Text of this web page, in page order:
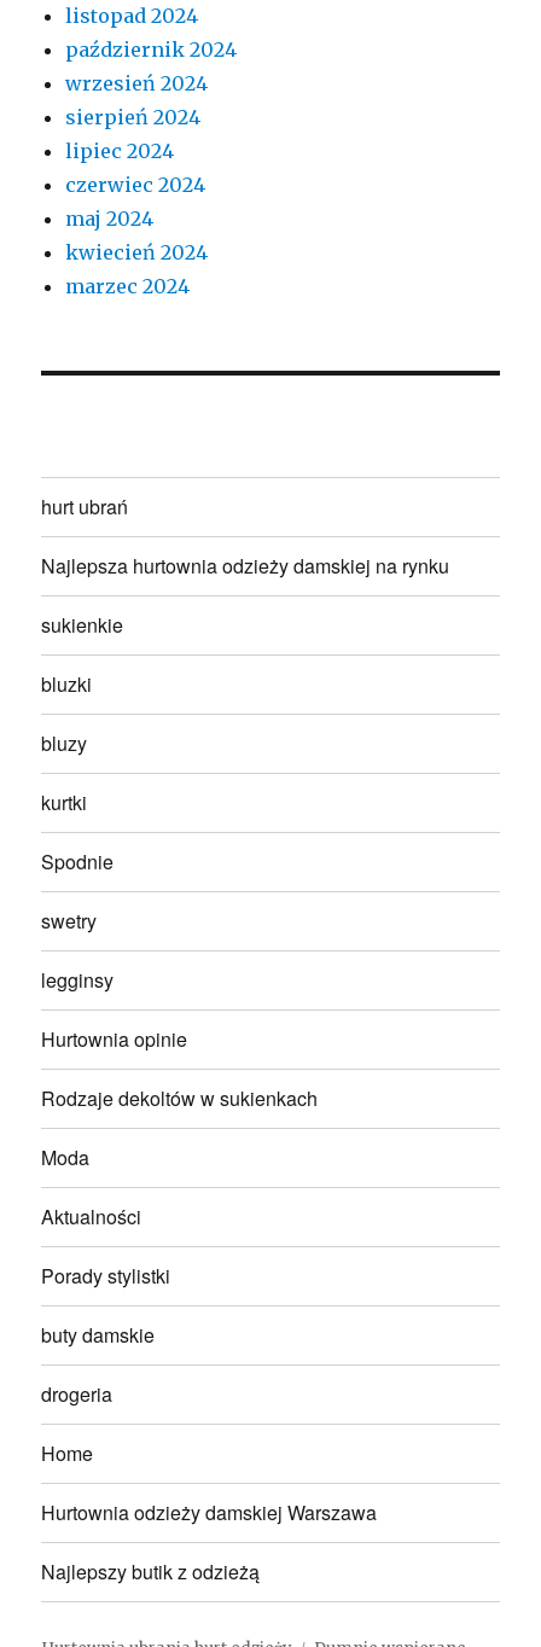
listopad 2024
październik 2024
wrzesień 2024
sierpień 2024
lipiec 2024
czerwiec 2024
maj 2024
kwiecień 2024
marzec 2024
hurt ubrań
Najlepsza hurtownia odzieży damskiej na rynku
sukienkie
bluzki
bluzy
kurtki
Spodnie
swetry
legginsy
Hurtownia opinie
Rodzaje dekoltów w sukienkach
Moda
Aktualności
Porady stylistki
buty damskie
drogeria
Home
Hurtownia odzieży damskiej Warszawa
Najlepszy butik z odzieżą